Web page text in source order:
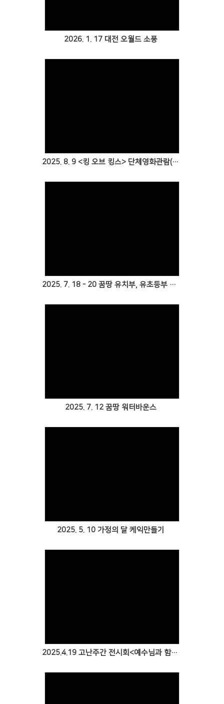
2026. 1. 17 대전 오월드 소풍
2025. 8. 9 <킹 오브 킹스> 단체영화관람(두정동 메가박스)
2025. 7. 18 - 20 꿈땅 유치부, 유초등부 여름성경학교<하나님의 이름으로 승리해요!>
2025. 7. 12 꿈땅 워터바운스
2025. 5. 10 가정의 달 케익만들기
2025.4.19 고난주간 전시회<예수님과 함께한 마지막7일>